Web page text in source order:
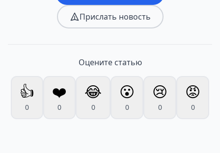
Прислать новость
Оцените статью
👍
0
❤️
0
😂
0
😮
0
😢
0
😡
0